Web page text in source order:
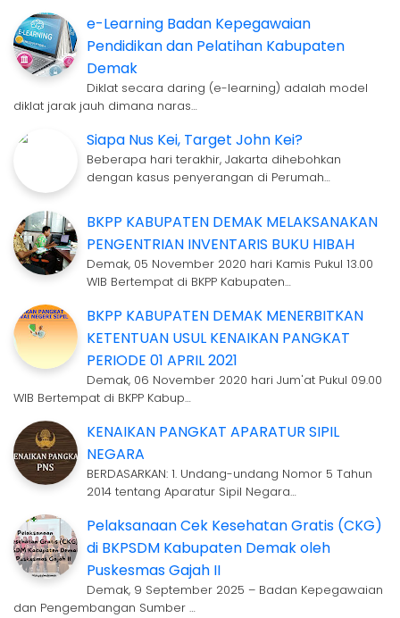
e-Learning Badan Kepegawaian
Pendidikan dan Pelatihan Kabupaten
Demak
Diklat secara daring (e-learning) adalah model
diklat jarak jauh dimana naras…
Siapa Nus Kei, Target John Kei?
Beberapa hari terakhir, Jakarta dihebohkan
dengan kasus penyerangan di Perumah…
BKPP KABUPATEN DEMAK MELAKSANAKAN
PENGENTRIAN INVENTARIS BUKU HIBAH
Demak, 05 November 2020 hari Kamis Pukul 13.00
WIB Bertempat di BKPP Kabupaten…
BKPP KABUPATEN DEMAK MENERBITKAN
KETENTUAN USUL KENAIKAN PANGKAT
PERIODE 01 APRIL 2021
Demak, 06 November 2020 hari Jum'at Pukul 09.00
WIB Bertempat di BKPP Kabup…
KENAIKAN PANGKAT APARATUR SIPIL
NEGARA
BERDASARKAN: 1. Undang-undang Nomor 5 Tahun
2014 tentang Aparatur Sipil Negara…
Pelaksanaan Cek Kesehatan Gratis (CKG)
di BKPSDM Kabupaten Demak oleh
Puskesmas Gajah II
Demak, 9 September 2025 – Badan Kepegawaian
dan Pengembangan Sumber …